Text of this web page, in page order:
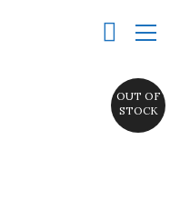
OUT OF
STOCK